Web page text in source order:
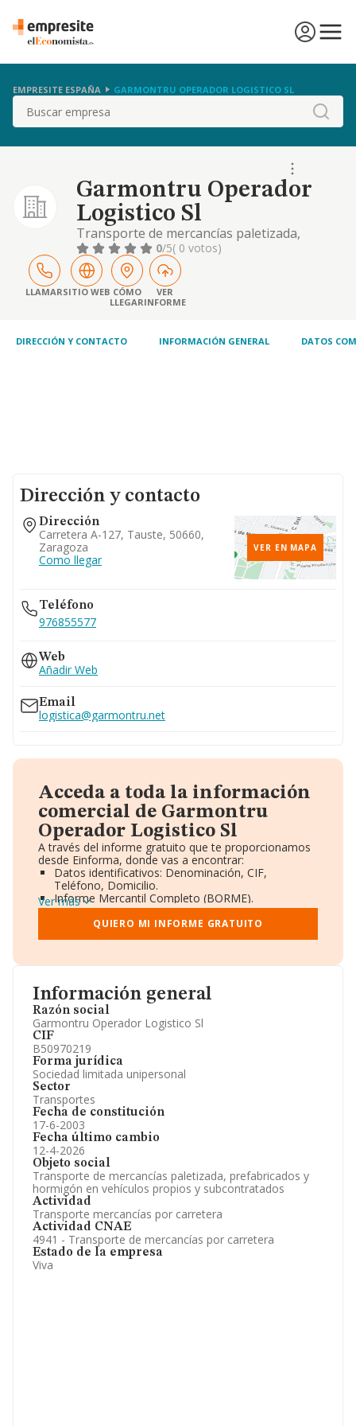
EMPRESITE ESPAÑA GARMONTRU OPERADOR LOGISTICO SL
Buscar
Garmontru Operador
Logistico Sl
Transporte de mercancías paletizada,
prefabricados y hormigón en vehículos
propios y subcontratados
0/5( 0 votos)
LLAMARSITIO WEB CÓMO
LLEGAR
VER
INFORME
DIRECCIÓN Y CONTACTO INFORMACIÓN GENERAL DATOS
Información general
Razón social
Garmontru Operador Logistico Sl
CIF
B50970219
Forma jurídica
Sociedad limitada unipersonal
Sector
Transportes
Fecha de constitución
17-6-2003
Fecha último cambio
12-4-2026
Objeto social
Transporte de mercancías paletizada, prefabricados y
hormigón en vehículos propios y subcontratados
Actividad
Transporte mercancías por carretera
Actividad CNAE
4941 - Transporte de mercancías por carretera
Estado de la empresa
Viva
Dirección y contacto
Dirección
Carretera A-127, Tauste, 50660,
Zaragoza
Como llegar
VER EN MAPA
Teléfono
976855577
Web
Añadir Web
Email
logistica@garmontru.net
Acceda a toda la información
comercial de Garmontru
Operador Logistico Sl
A través del informe gratuito que te proporcionamos
desde Einforma, donde vas a encontrar:
Datos identificativos: Denominación, CIF,
Teléfono, Domicilio.
Informe Mercantil Completo (BORME).
Gráficos de Evolución Ventas y Empleados.
Consejo de Administración y Administradores.
Directivos y Ejecutivos.
Información oficial y registral complementaria.
Ver más
QUIERO MI INFORME GRATUITO